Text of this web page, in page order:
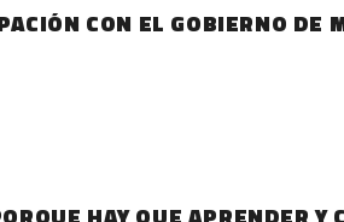
CON EL GOBIERNO DE